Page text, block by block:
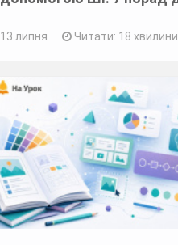
13 липня Читати: 18 хвилини